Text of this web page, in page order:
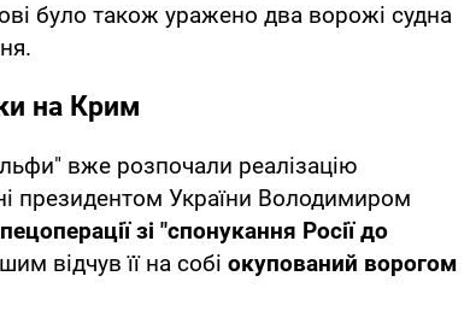
було також уражено два ворожі судна
на Крим
вже розпочали реалізацію
президентом України Володимиром
зі "спонукання Росії до
відчув її на собі окупований ворогом